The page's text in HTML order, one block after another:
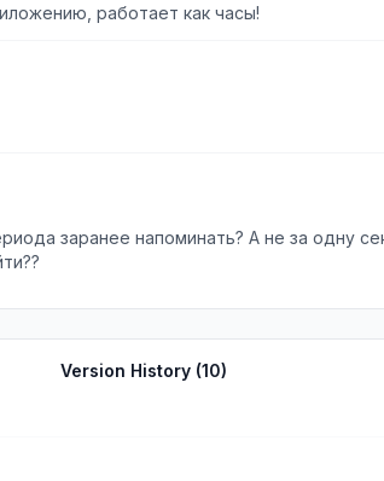
работает как часы!
заранее напоминать? А не за одну
Version History (10)